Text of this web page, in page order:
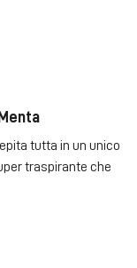
tutta in un unico
traspirante che